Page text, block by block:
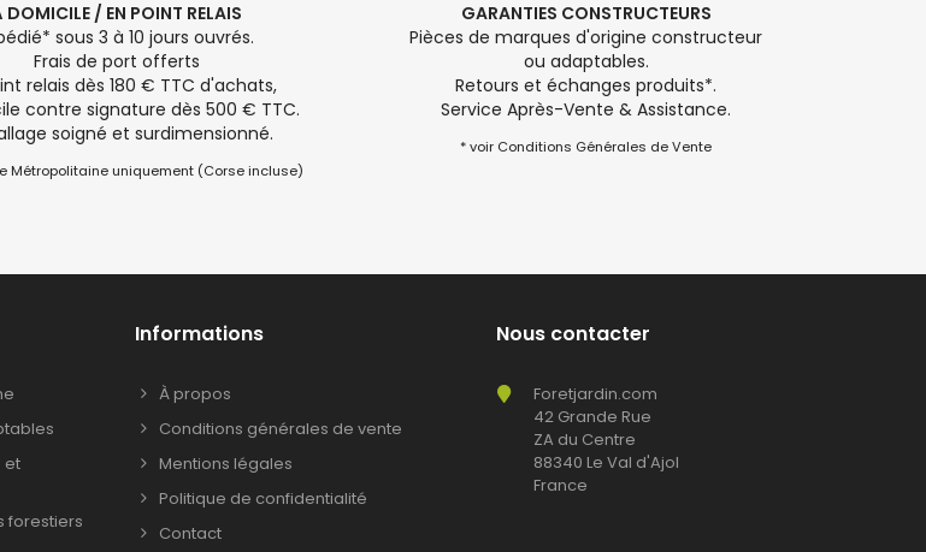
DOMICILE / EN POINT RELAIS
sous 3 à 10 jours ouvrés.
Frais de port offerts
relais dès 180 € TTC d'achats,
contre signature dès 500 € TTC.
soigné et surdimensionné.
Métropolitaine uniquement (Corse incluse)
GARANTIES CONSTRUCTEURS
Pièces de marques d'origine constructeur
ou adaptables.
Retours et échanges produits*.
Service Après-Vente & Assistance.
* voir Conditions Générales de Vente
et
forestiers
Informations
À propos
Conditions générales de vente
Mentions légales
Politique de confidentialité
Contact
Nous contacter
Foretjardin.com
42 Grande Rue
ZA du Centre
88340 Le Val d'Ajol
France